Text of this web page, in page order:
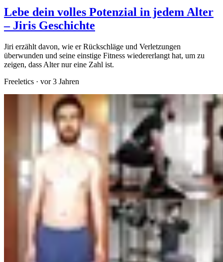
Lebe dein volles Potenzial in jedem Alter
– Jiris Geschichte
Jiri erzählt davon, wie er Rückschläge und Verletzungen
überwunden und seine einstige Fitness wiedererlangt hat, um zu
zeigen, dass Alter nur eine Zahl ist.
Freeletics · vor 3 Jahren